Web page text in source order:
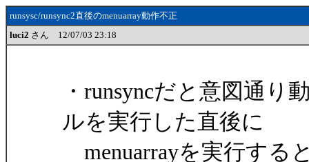
runsysc/runsync2直後のmenuarray動作不正
luci2 さん 12/07/03 23:18
・runsyncだと意図通り
ルを実行した直後に
menuarrayを実行する